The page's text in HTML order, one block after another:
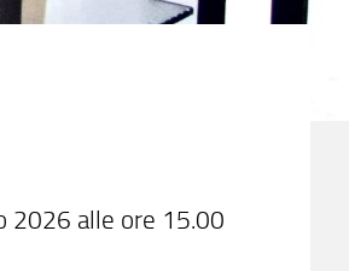
2026 alle ore 15.00